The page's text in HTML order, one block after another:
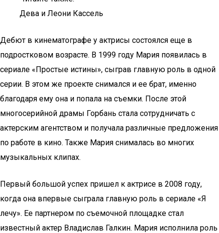
Дева и Леони Кассель
Дебют в кинематографе у актрисы состоялся еще в
подростковом возрасте. В 1999 году Мария появилась в
сериале «Простые истины», сыграв главную роль в одной
серии. В этом же проекте снимался и ее брат, именно
благодаря ему она и попала на съемки. После этой
многосерийной драмы Горбань стала сотрудничать с
актерским агентством и получала различные предложения
по работе в кино. Также Мария снималась во многих
музыкальных клипах.
Первый большой успех пришел к актрисе в 2008 году,
когда она впервые сыграла главную роль в сериале «Я
лечу». Ее партнером по съемочной площадке стал
известный актер Владислав Галкин. Мария исполнила роль